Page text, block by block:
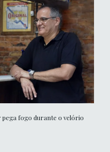
pega fogo durante o velório